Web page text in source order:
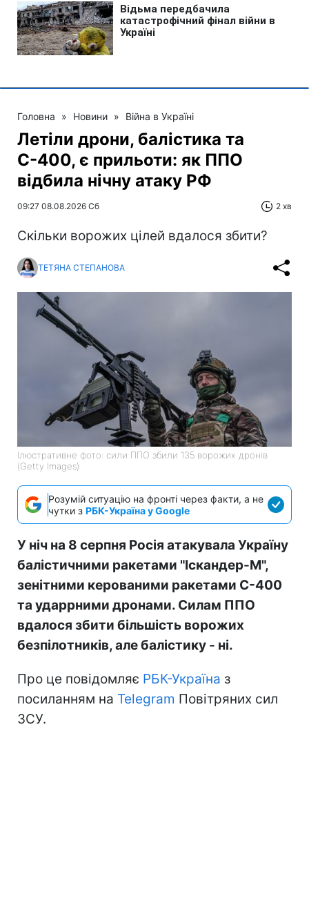
Головна » Новини » Війна в Україні
Летіли дрони, балістика та
С-400, є прильоти: як ППО
відбила нічну атаку РФ
09:27 08.08.2026 Сб 2 хв
Скільки ворожих цілей вдалося збити?
ТЕТЯНА СТЕПАНОВА
Ілюстративне фото: сили ППО збили 135 ворожих дронів
(Getty Images)
Розумій ситуацію на фронті через факти, а не
чутки з РБК-Україна у Google
У ніч на 8 серпня Росія атакувала Україну
балістичними ракетами "Іскандер-М",
зенітними керованими ракетами С-400
та ударрними дронами. Силам ППО
вдалося збити більшість ворожих
безпілотників, але балістику - ні.
Про це повідомляє РБК-Україна з
посиланням на Telegram Повітряних сил
ЗСУ.